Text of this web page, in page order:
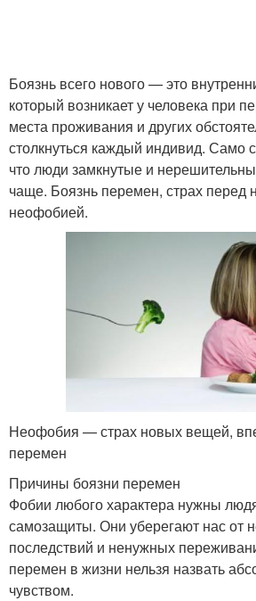
Боязнь всего нового — это
который возникает у человека при
места проживания и других
столкнуться каждый индивид. Само
что люди замкнутые и
чаще. Боязнь перемен, страх перед
неофобией.
Неофобия — страх новых вещей,
перемен
Причины боязни перемен
Фобии любого характера нужны
самозащиты. Они уберегают нас от
последствий и ненужных
перемен в жизни нельзя назвать
чувством.